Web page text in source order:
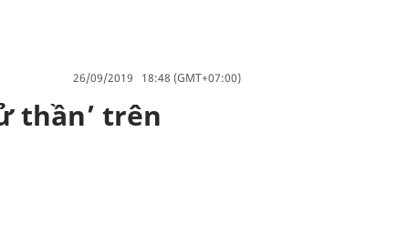
26/09/2019 18:48 (GMT+07:00)
thần’ trên